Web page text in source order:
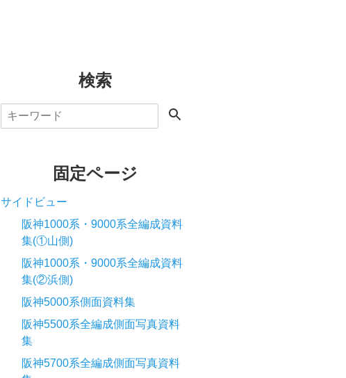
検索
固定ページ
サイドビュー
阪神1000系・9000系全編成資料
集(①山側)
阪神1000系・9000系全編成資料
集(②浜側)
阪神5000系側面資料集
阪神5500系全編成側面写真資料
集
阪神5700系全編成側面写真資料